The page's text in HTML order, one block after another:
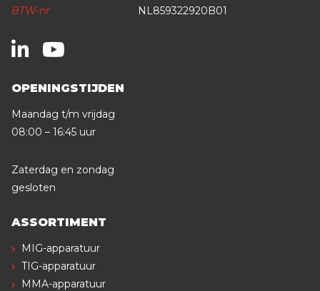
BTW-nr
NL859322920B01
OPENINGSTIJDEN
Maandag t/m vrijdag
08:00 – 16:45 uur
Zaterdag en zondag
gesloten
ASSORTIMENT
MIG-apparatuur
TIG-apparatuur
MMA-apparatuur